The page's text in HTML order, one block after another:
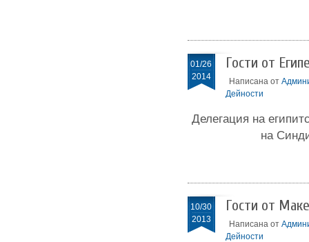
01/26
2014
Гости от
Написана от
Дейности
Делегация на
на
10/30
2013
Гости от
Написана от
Дейности